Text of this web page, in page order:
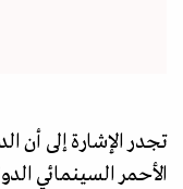
تجدر الإشارة إلى أن
الأحمر السينمائي